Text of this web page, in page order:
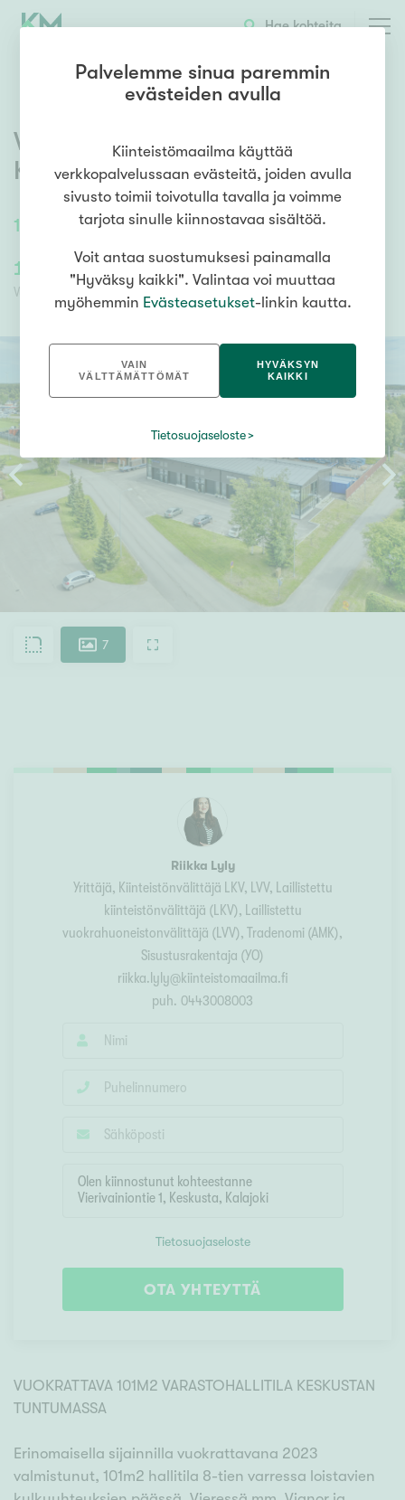
Hae kohteita
101 101m² Hallitila
Vierivainiontie 1,Keskusta
Kalajoki
1 515,00 €/kk
Vuokra
3 030,00 €
7
Riikka Lyly
Yrittäjä, Kiinteistönvälittäjä LKV, LVV, Laillistettu
kiinteistönvälittäjä (LKV), Laillistettu
vuokrahuoneistonvälittäjä (LVV), Tradenomi (AMK),
Sisustusrakentaja (YO)
riikka.lyly@kiinteistomaailma.fi
puh. 0443008003
Tietosuojaseloste
OTA YHTEYTTÄ
VUOKRATTAVA 101M2 VARASTOHALLITILA KESKUSTAN
TUNTUMASSA
Erinomaisella sijainnilla vuokrattavana 2023
valmistunut, 101m2 hallitila 8-tien varressa loistavien
Palvelemme sinua paremmin
evästeiden avulla
Kiinteistömaailma käyttää
verkkopalvelussaan evästeitä, joiden avulla
sivusto toimii toivotulla tavalla ja voimme
tarjota sinulle kiinnostavaa sisältöä.
Voit antaa suostumuksesi painamalla
"Hyväksy kaikki". Valintaa voi muuttaa
myöhemmin Evästeasetukset-linkin kautta.
VAIN
VÄLTTÄMÄTTÖMÄT
HYVÄKSYN
KAIKKI
Tietosuojaseloste